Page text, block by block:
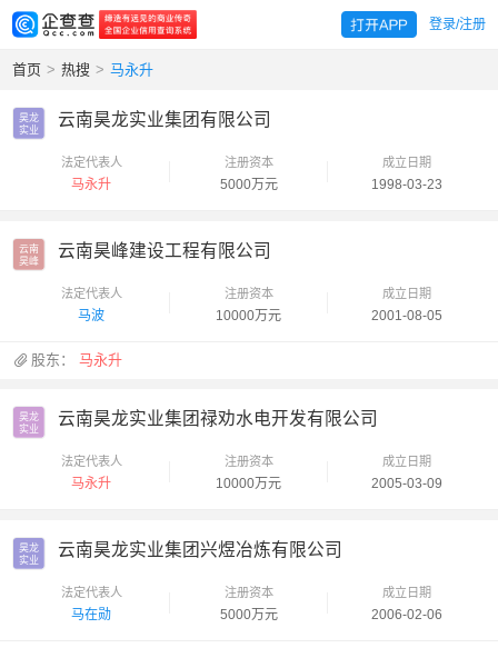
登录/注册
首页 > 热搜 > 马永升
昊龙
实业
云南昊龙实业集团有限公司
法定代表人
马永升
注册资本
5000万元
成立日期
1998-03-23
云南
昊峰
云南昊峰建设工程有限公司
法定代表人
马波
注册资本
10000万元
成立日期
2001-08-05
股东：马永升
昊龙
实业
云南昊龙实业集团禄劝水电开发有限公司
法定代表人
马永升
注册资本
10000万元
成立日期
2005-03-09
昊龙
实业
云南昊龙实业集团兴煜冶炼有限公司
法定代表人
马在勋
注册资本
5000万元
成立日期
2006-02-06